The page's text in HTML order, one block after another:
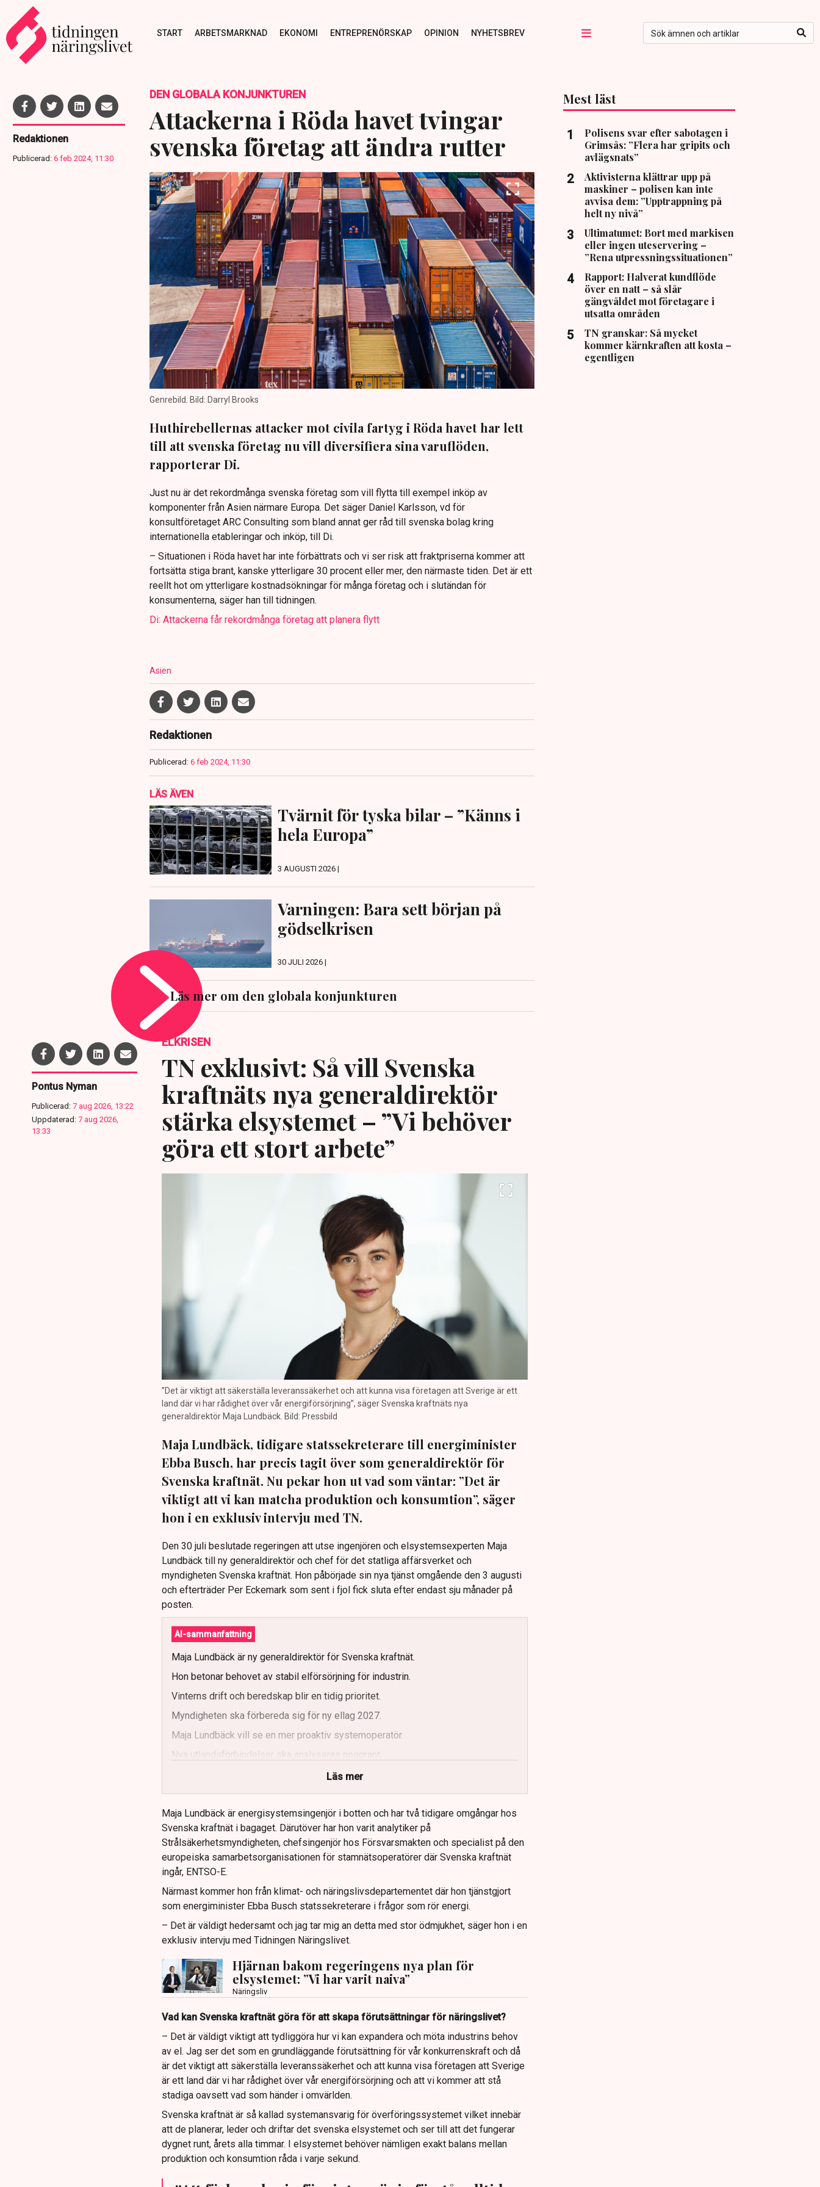
START ARBETSMARKNAD EKONOMI ENTREPRENÖRSKAP OPINION NYHETSBREV
Redaktionen
Publicerad: 6 feb 2024, 11:30
DEN GLOBALA KONJUNKTUREN
Attackerna i Röda havet tvingar
svenska företag att ändra rutter
Genrebild. Bild: Darryl Brooks
Huthirebellernas attacker mot civila fartyg i Röda havet har lett
till att svenska företag nu vill diversifiera sina varuflöden,
rapporterar Di.
Just nu är det rekordmånga svenska företag som vill flytta till exempel inköp av
komponenter från Asien närmare Europa. Det säger Daniel Karlsson, vd för
konsultföretaget ARC Consulting som bland annat ger råd till svenska bolag kring
internationella etableringar och inköp, till Di.
– Situationen i Röda havet har inte förbättrats och vi ser risk att fraktpriserna kommer att
fortsätta stiga brant, kanske ytterligare 30 procent eller mer, den närmaste tiden. Det är ett
reellt hot om ytterligare kostnadsökningar för många företag och i slutändan för
konsumenterna, säger han till tidningen.
Di: Attackerna får rekordmånga företag att planera flytt
Asien
Redaktionen
Publicerad: 6 feb 2024, 11:30
LÄS ÄVEN
Tvärnit för tyska bilar – ”Känns i
hela Europa”
3 AUGUSTI 2026 |
Varningen: Bara sett början på
gödselkrisen
30 JULI 2026 |
Läs mer om den globala konjunkturen
Mest läst
Polisens svar efter sabotagen i
Grimsås: ”Flera har gripits och
avlägsnats”
Aktivisterna klättrar upp på
maskiner – polisen kan inte
avvisa dem: ”Upptrappning på
helt ny nivå”
Ultimatumet: Bort med markisen
eller ingen uteservering –
”Rena utpressningssituationen”
Rapport: Halverat kundflöde
över en natt – så slår
gängvåldet mot företagare i
utsatta områden
TN granskar: Så mycket
kommer kärnkraften att kosta –
egentligen
Pontus Nyman
Publicerad: 7 aug 2026, 13:22
Uppdaterad: 7 aug 2026,
13:33
ELKRISEN
TN exklusivt: Så vill Svenska
kraftnäts nya generaldirektör
stärka elsystemet – ”Vi behöver
göra ett stort arbete”
”Det är viktigt att säkerställa leveranssäkerhet och att kunna visa företagen att Sverige är ett
land där vi har rådighet över vår energiförsörjning”, säger Svenska kraftnäts nya
generaldirektör Maja Lundbäck. Bild: Pressbild
Maja Lundbäck, tidigare statssekreterare till energiminister
Ebba Busch, har precis tagit över som generaldirektör för
Svenska kraftnät. Nu pekar hon ut vad som väntar: ”Det är
viktigt att vi kan matcha produktion och konsumtion”, säger
hon i en exklusiv intervju med TN.
Den 30 juli beslutade regeringen att utse ingenjören och elsystemsexperten Maja
Lundbäck till ny generaldirektör och chef för det statliga affärsverket och
myndigheten Svenska kraftnät. Hon påbörjade sin nya tjänst omgående den 3 augusti
och efterträder Per Eckemark som sent i fjol fick sluta efter endast sju månader på
posten.
AI-sammanfattning
Maja Lundbäck är ny generaldirektör för Svenska kraftnät.
Hon betonar behovet av stabil elförsörjning för industrin.
Vinterns drift och beredskap blir en tidig prioritet.
Myndigheten ska förbereda sig för ny ellag 2027.
Maja Lundbäck vill se en mer proaktiv systemoperatör.
Nya utlandsförbindelser ska analyseras noggrant.
Läs mer
Maja Lundbäck är energisystemsingenjör i botten och har två tidigare omgångar hos
Svenska kraftnät i bagaget. Därutöver har hon varit analytiker på
Strålsäkerhetsmyndigheten, chefsingenjör hos Försvarsmakten och specialist på den
europeiska samarbetsorganisationen för stamnätsoperatörer där Svenska kraftnät
ingår, ENTSO-E.
Närmast kommer hon från klimat- och näringslivsdepartementet där hon tjänstgjort
som energiminister Ebba Busch statssekreterare i frågor som rör energi.
– Det är väldigt hedersamt och jag tar mig an detta med stor ödmjukhet, säger hon i en
exklusiv intervju med Tidningen Näringslivet.
Hjärnan bakom regeringens nya plan för
elsystemet: ”Vi har varit naiva”
Näringsliv
Vad kan Svenska kraftnät göra för att skapa förutsättningar för näringslivet?
– Det är väldigt viktigt att tydliggöra hur vi kan expandera och möta industrins behov
av el. Jag ser det som en grundläggande förutsättning för vår konkurrenskraft och då
är det viktigt att säkerställa leveranssäkerhet och att kunna visa företagen att Sverige
är ett land där vi har rådighet över vår energiförsörjning och att vi kommer att stå
stadiga oavsett vad som händer i omvärlden.
Svenska kraftnät är så kallad systemansvarig för överföringssystemet vilket innebär
att de planerar, leder och driftar det svenska elsystemet och ser till att det fungerar
dygnet runt, årets alla timmar. I elsystemet behöver nämligen exakt balans mellan
produktion och konsumtion råda i varje sekund.